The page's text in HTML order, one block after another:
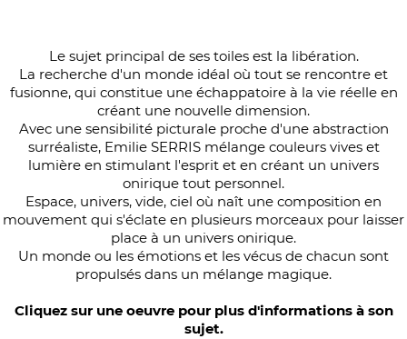
Le sujet principal de ses toiles est la libération.
La recherche d'un monde idéal où tout se rencontre et
fusionne, qui constitue une échappatoire à la vie réelle en
créant une nouvelle dimension.
Avec une sensibilité picturale proche d'une abstraction
surréaliste, Emilie SERRIS mélange couleurs vives et
lumière en stimulant l'esprit et en créant un univers
onirique tout personnel.
Espace, univers, vide, ciel où naît une composition en
mouvement qui s'éclate en plusieurs morceaux pour laisser
place à un univers onirique.
Un monde ou les émotions et les vécus de chacun sont
propulsés dans un mélange magique.
Cliquez sur une oeuvre pour plus d'informations à son
sujet.